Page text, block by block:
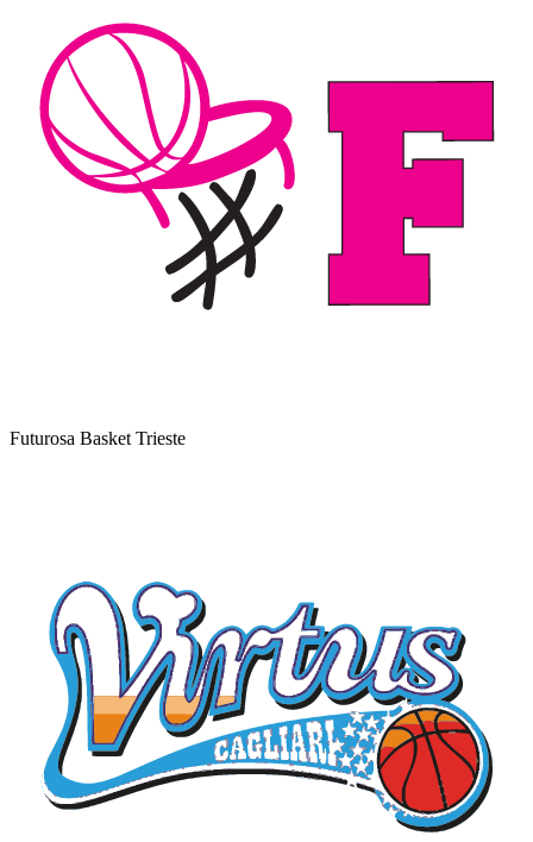
Futurosa Basket Trieste